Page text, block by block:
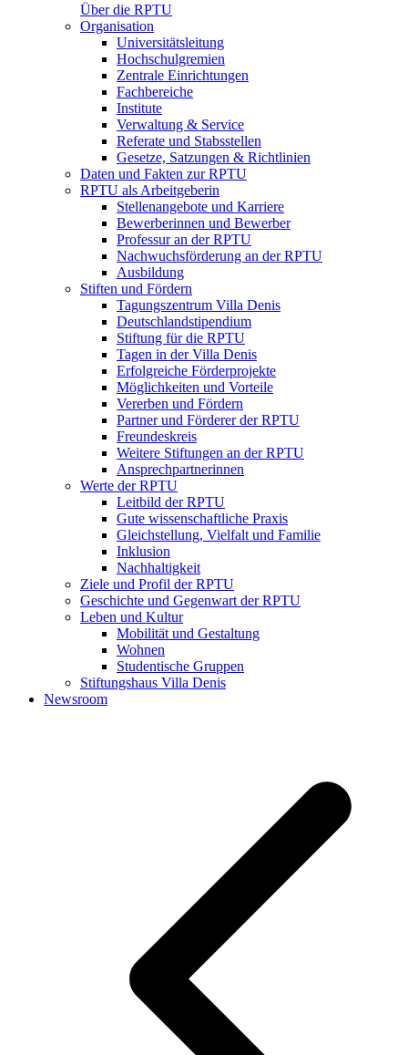
Über die RPTU
Organisation
Universitätsleitung
Hochschulgremien
Zentrale Einrichtungen
Fachbereiche
Institute
Verwaltung & Service
Referate und Stabsstellen
Gesetze, Satzungen & Richtlinien
Daten und Fakten zur RPTU
RPTU als Arbeitgeberin
Stellenangebote und Karriere
Bewerberinnen und Bewerber
Professur an der RPTU
Nachwuchsförderung an der RPTU
Ausbildung
Stiften und Fördern
Tagungszentrum Villa Denis
Deutschlandstipendium
Stiftung für die RPTU
Tagen in der Villa Denis
Erfolgreiche Förderprojekte
Möglichkeiten und Vorteile
Vererben und Fördern
Partner und Förderer der RPTU
Freundeskreis
Weitere Stiftungen an der RPTU
Ansprechpartnerinnen
Werte der RPTU
Leitbild der RPTU
Gute wissenschaftliche Praxis
Gleichstellung, Vielfalt und Familie
Inklusion
Nachhaltigkeit
Ziele und Profil der RPTU
Geschichte und Gegenwart der RPTU
Leben und Kultur
Mobilität und Gestaltung
Wohnen
Studentische Gruppen
Stiftungshaus Villa Denis
Newsroom